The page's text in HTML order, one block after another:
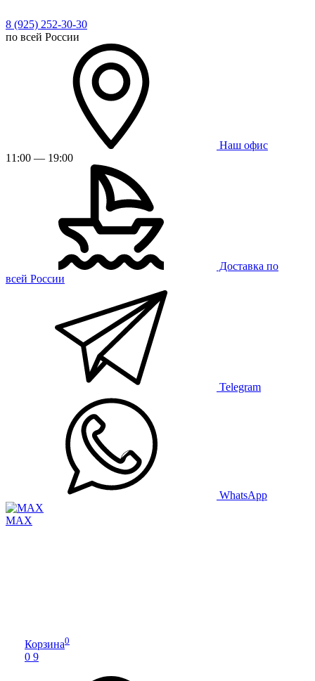
8 (925) 252-30-30
по всей России
Наш офис
11:00 — 19:00
Доставка по
всей России
Telegram
WhatsApp
MAX
Корзина0
0 9